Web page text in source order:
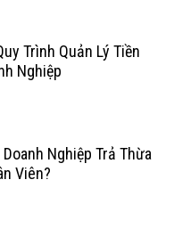
Trình Quản Lý Tiền
Nghiệp
Nghiệp Trả Thừa
Viên?